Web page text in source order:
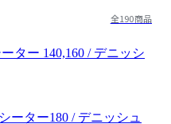
全190商品
ター 140,160 / デニッシ